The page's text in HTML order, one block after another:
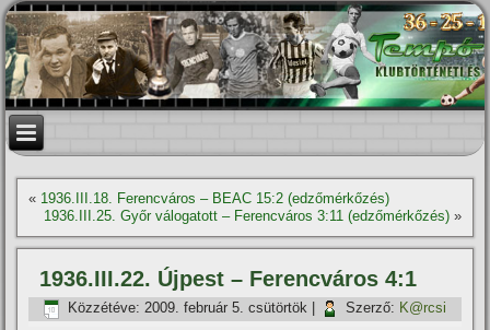
« 1936.III.18. Ferencváros – BEAC 15:2 (edzőmérkőzés)
1936.III.25. Győr válogatott – Ferencváros 3:11 (edzőmérkőzés)»
1936.III.22. Újpest – Ferencváros 4:1
Közzétéve: 2009. február 5. csütörtök Szerző: K@rcsi